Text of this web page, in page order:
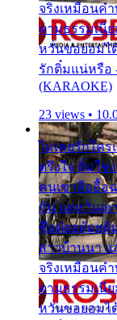
จริงเหมือนค
ตามธรรมเนี
หวั่นขอยอมไ
รักติ๋มแน่หรือ
(KARAOKE)
23 views •
ไม่เคยรักใค
ตรึงใจ ติ๋มใช่
คนเขาลืออื้อ
กัน แต่หวั่นจ
ชื่อต๋อยต้อยตุ้
สาวบ้านนา
จริงเหมือนค
ตามธรรมเนี
หวั่นขอยอมไ